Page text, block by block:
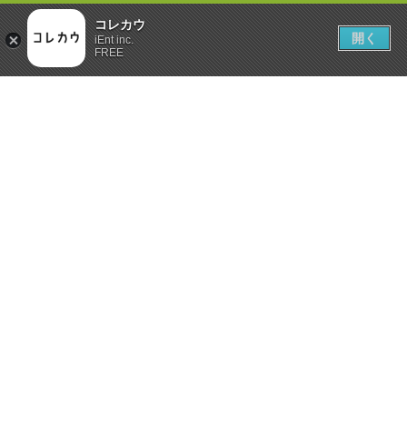
コレカウ
iEnt inc.
FREE
開く